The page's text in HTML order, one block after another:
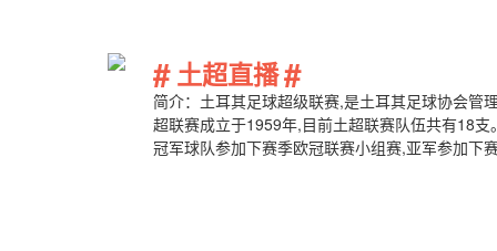
# 土超直播#
简介：土耳其足球超级联赛,是土耳其足球协会管
超联赛成立于1959年,目前土超联赛队伍共有18
冠军球队参加下赛季欧冠联赛小组赛,亚军参加下